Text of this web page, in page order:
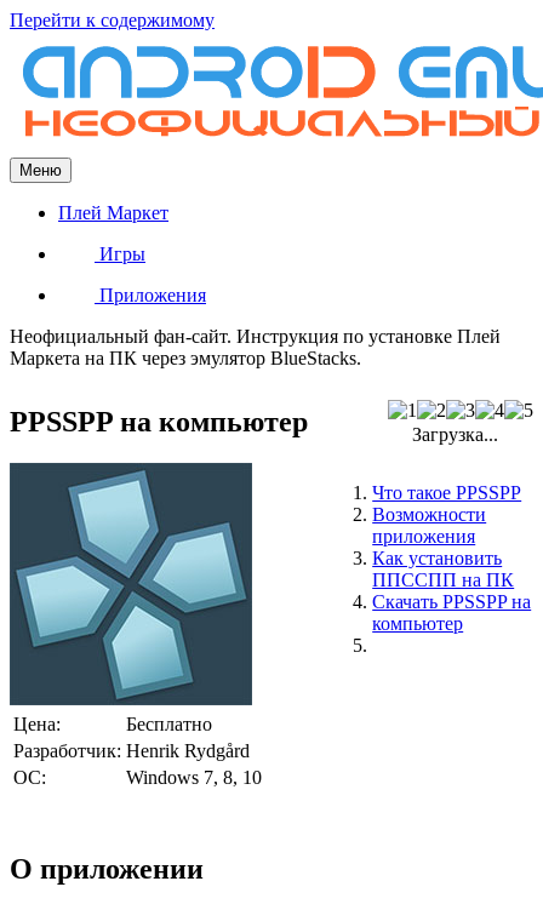
Перейти к содержимому
Меню
Плей Маркет
Игры
Приложения
Неофициальный фан-сайт. Инструкция по установке Плей
Маркета на ПК через эмулятор BlueStacks.
PPSSPP на компьютер Загрузка...
Что такое PPSSPP
Возможности
приложения
Как установить
ППССПП на ПК
Скачать PPSSPP на
компьютер
Цена:
Бесплатно
Разработчик: Henrik Rydgård
ОС:
Windows 7, 8, 10
О приложении